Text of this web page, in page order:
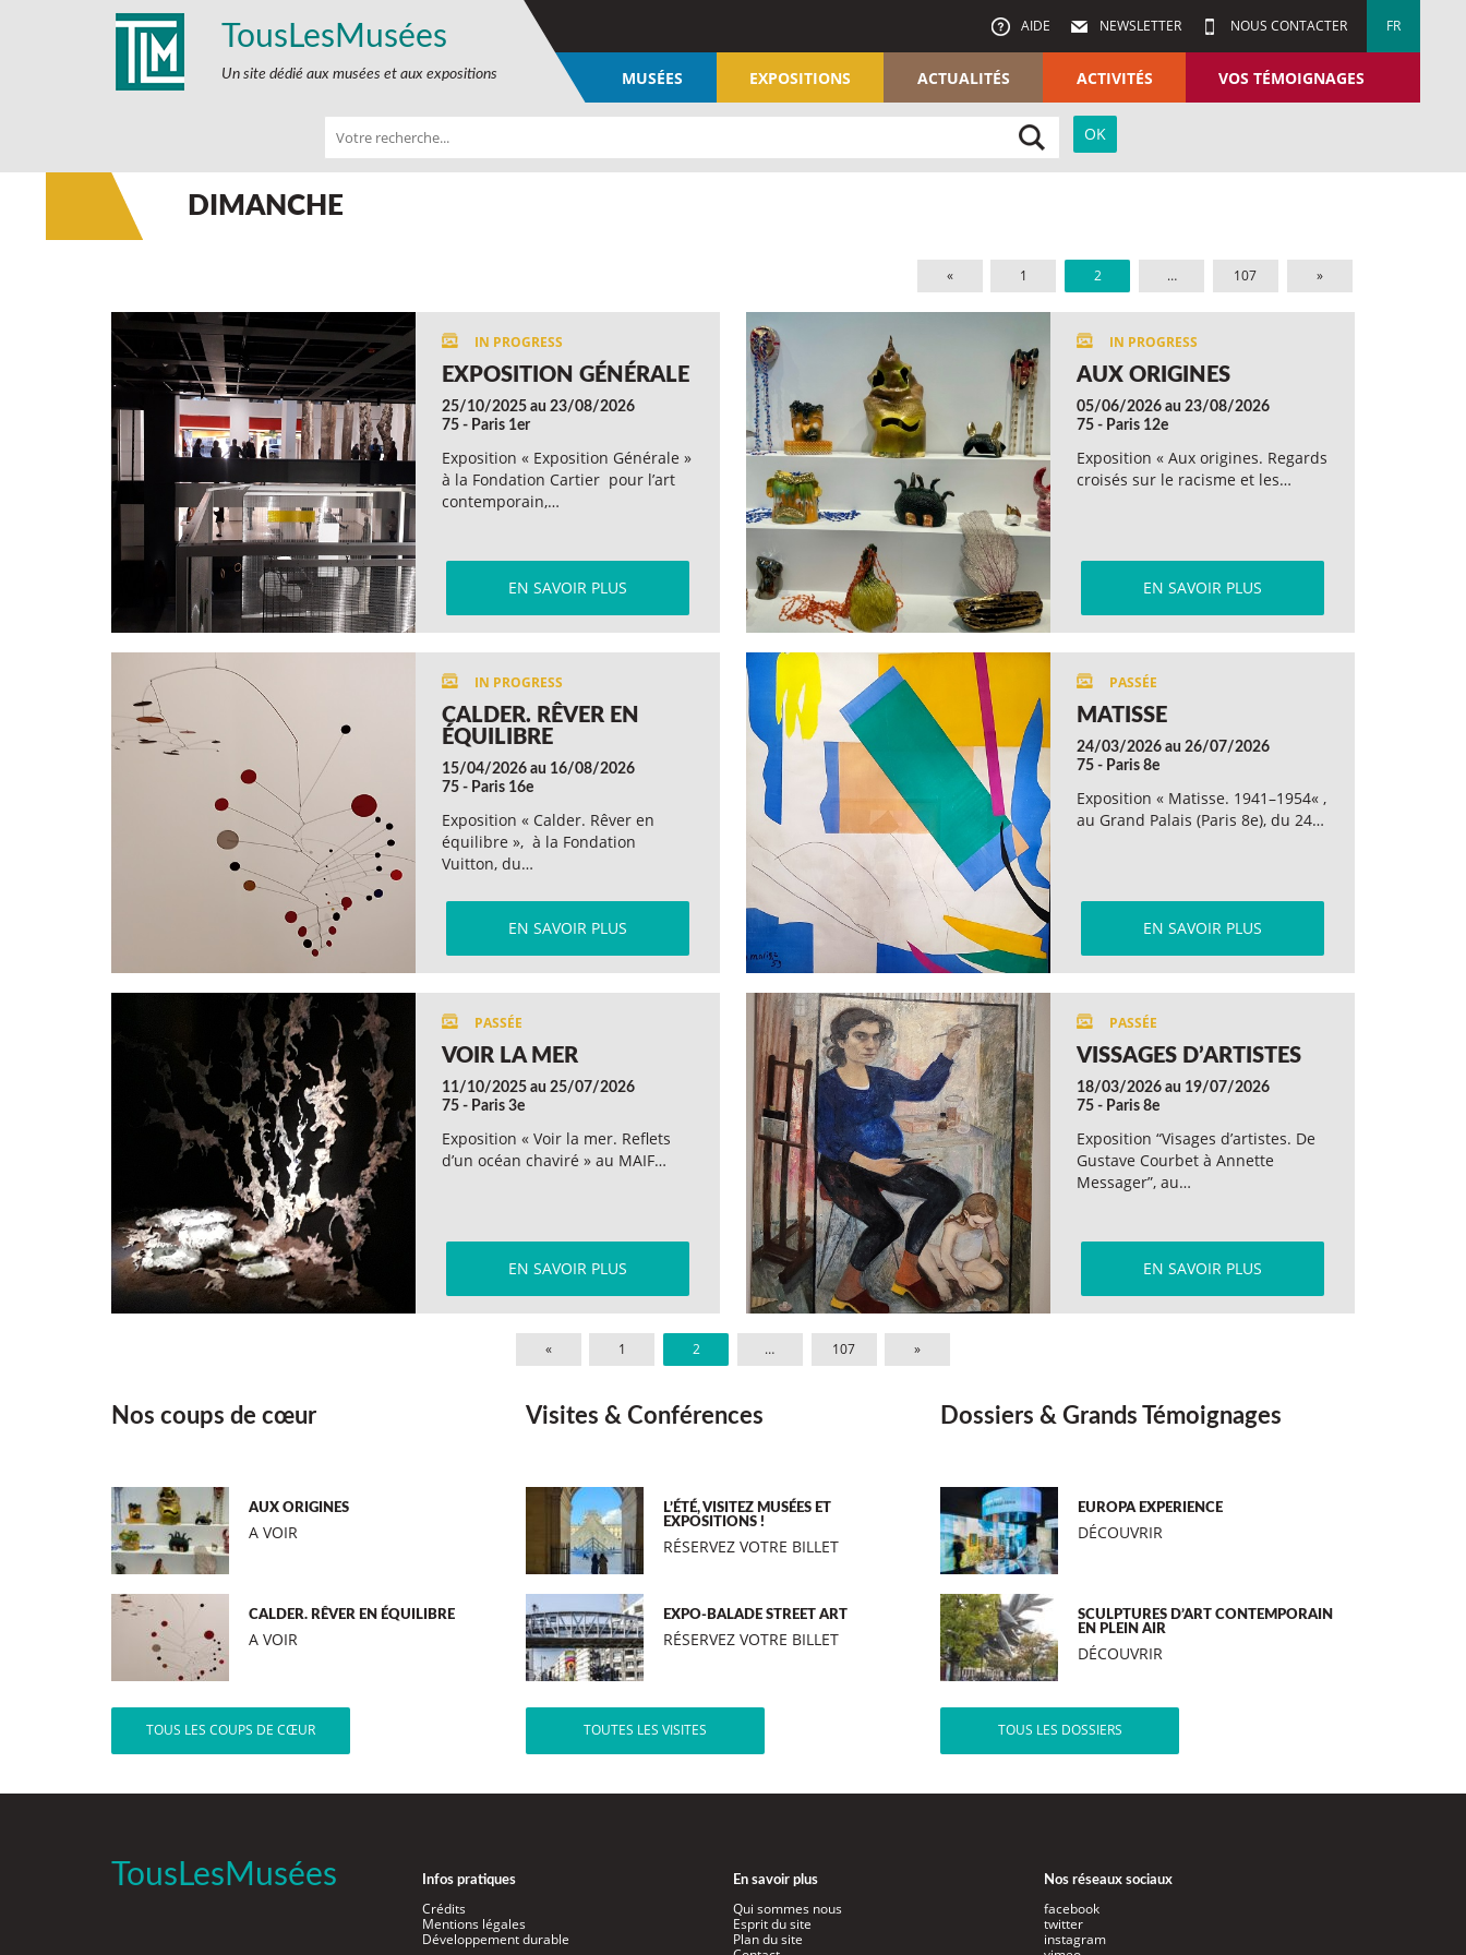
TousLesMusées
Un site dédié aux musées et aux expositions
AIDE NEWSLETTER NOUS CONTACTER FR
MUSÉES EXPOSITIONS ACTUALITÉS ACTIVITÉS VOS TÉMOIGNAGES
DIMANCHE
« 1 2 … 107 »
EXPOSITION GÉNÉRALE
25/10/2025 au 23/08/2026
75 - Paris 1er
Exposition « Exposition Générale »
à la Fondation Cartier pour l’art
contemporain,…
EN SAVOIR PLUS
AUX ORIGINES
05/06/2026 au 23/08/2026
75 - Paris 12e
Exposition « Aux origines. Regards
croisés sur le racisme et les…
EN SAVOIR PLUS
CALDER. RÊVER EN
ÉQUILIBRE
15/04/2026 au 16/08/2026
75 - Paris 16e
Exposition « Calder. Rêver en
équilibre », à la Fondation
Vuitton, du…
EN SAVOIR PLUS
MATISSE
24/03/2026 au 26/07/2026
75 - Paris 8e
Exposition « Matisse. 1941–1954« ,
au Grand Palais (Paris 8e), du 24…
EN SAVOIR PLUS
VOIR LA MER
11/10/2025 au 25/07/2026
75 - Paris 3e
Exposition « Voir la mer. Reflets
d’un océan chaviré » au MAIF…
EN SAVOIR PLUS
VISSAGES D’ARTISTES
18/03/2026 au 19/07/2026
75 - Paris 8e
Exposition “Visages d’artistes. De
Gustave Courbet à Annette
Messager”, au…
EN SAVOIR PLUS
« 1 2 … 107 »
Nos coups de cœur
AUX ORIGINES
A VOIR
CALDER. RÊVER EN ÉQUILIBRE
A VOIR
TOUS LES COUPS DE CŒUR
Visites & Conférences
L’ÉTÉ, VISITEZ MUSÉES ET
EXPOSITIONS !
RÉSERVEZ VOTRE BILLET
EXPO-BALADE STREET ART
RÉSERVEZ VOTRE BILLET
TOUTES LES VISITES
Dossiers & Grands Témoignages
EUROPA EXPERIENCE
DÉCOUVRIR
SCULPTURES D’ART CONTEMPORAIN
EN PLEIN AIR
DÉCOUVRIR
TOUS LES DOSSIERS
TousLesMusées Infos pratiques
Crédits
Mentions légales
Développement durable
En savoir plus
Qui sommes nous
Esprit du site
Plan du site
Nos réseaux sociaux
facebook
twitter
instagram